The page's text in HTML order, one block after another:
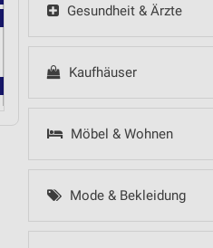
Gesundheit & Ärzte
Kaufhäuser
Möbel & Wohnen
Mode & Bekleidung